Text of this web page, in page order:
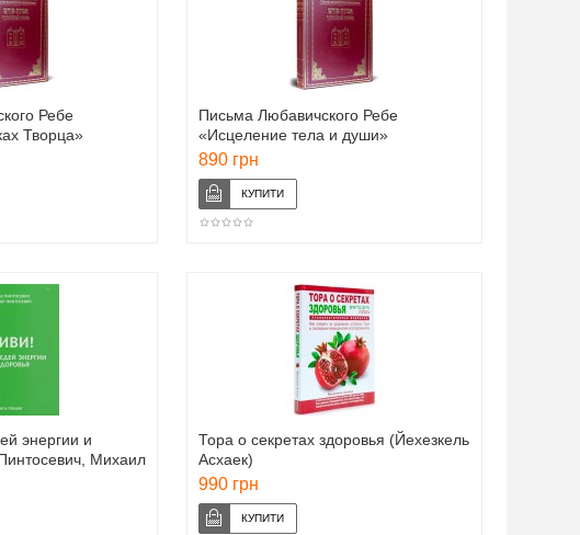
Ребе
Творца»
Письма Любавичского Ребе
«Исцеление тела и души»
890 грн
энергии и
Михаил
Тора о секретах здоровья (Йехезкель
Асхаек)
990 грн